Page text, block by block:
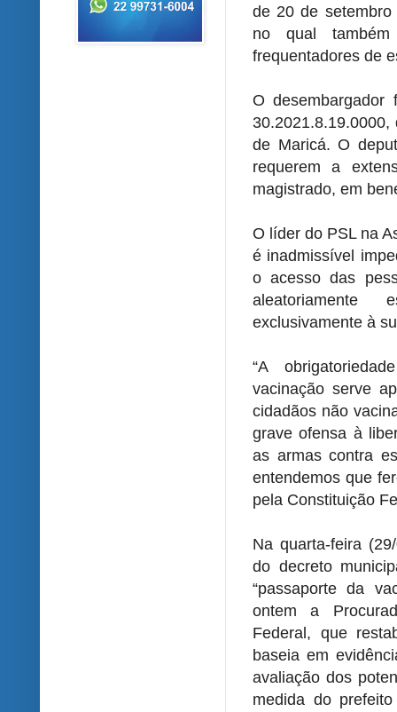
de 20 de
no qual
frequentadores de
O desembargador
de Maricá. O
requerem a
magistrado, em
O líder do PSL na
é inadmissível
o acesso das
aleatoriamente
exclusivamente à
“A
vacinação serve
cidadãos não
grave ofensa à
as armas contra
entendemos que
pela Constituição
Na quarta-feira
do decreto
“passaporte da
ontem a
Federal, que
baseia em
avaliação dos
medida do